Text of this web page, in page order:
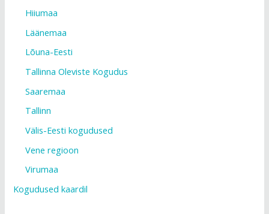
Hiiumaa
Läänemaa
Lõuna-Eesti
Tallinna Oleviste Kogudus
Saaremaa
Tallinn
Välis-Eesti kogudused
Vene regioon
Virumaa
Kogudused kaardil